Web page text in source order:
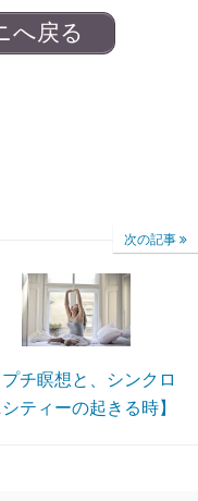
へ戻る
次の記事
プチ瞑想と、シンクロ
ティーの起きる時】